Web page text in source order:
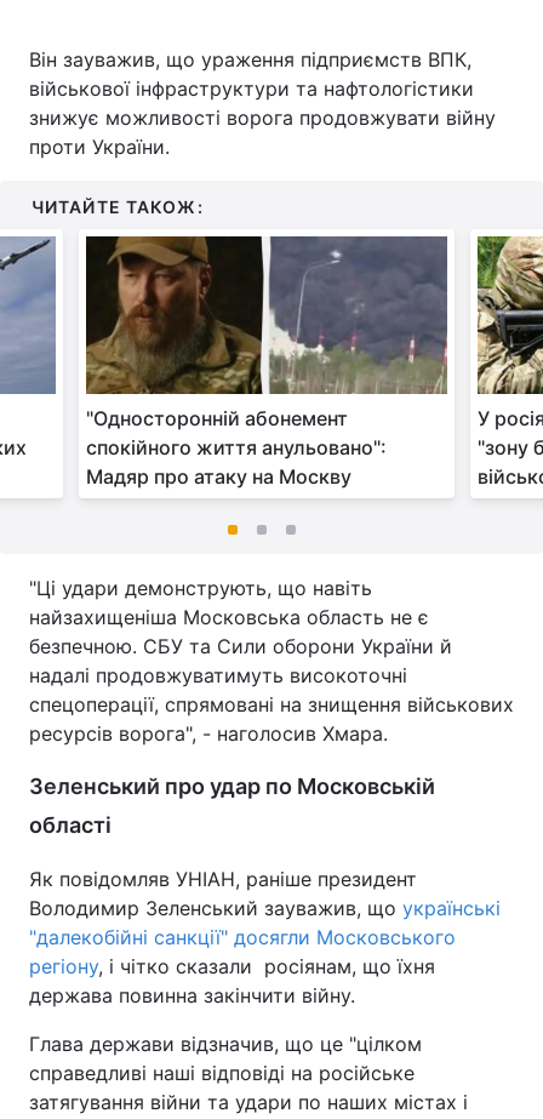
Він зауважив, що ураження підприємств ВПК,
військової інфраструктури та нафтологістики
знижує можливості ворога продовжувати війну
проти України.
ЧИТАЙТЕ ТАКОЖ:
"Односторонній абонемент
спокійного життя анульовано":
Мадяр про атаку на Москву
У
"зону
"Ці удари демонструють, що навіть
найзахищеніша Московська область не є
безпечною. СБУ та Сили оборони України й
надалі продовжуватимуть високоточні
спецоперації, спрямовані на знищення військових
ресурсів ворога", - наголосив Хмара.
Зеленський про удар по Московській
області
Як повідомляв УНІАН, раніше президент
Володимир Зеленський зауважив, що українські
"далекобійні санкції" досягли Московського
регіону, і чітко сказали росіянам, що їхня
держава повинна закінчити війну.
Глава держави відзначив, що це "цілком
справедливі наші відповіді на російське
затягування війни та удари по наших містах і